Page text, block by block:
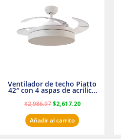
Ventilador de techo Piatto
42″ con 4 aspas de acrilico
transparente
$2,986.97
$2,986.97.
$2,617.20
Añadir al carrito